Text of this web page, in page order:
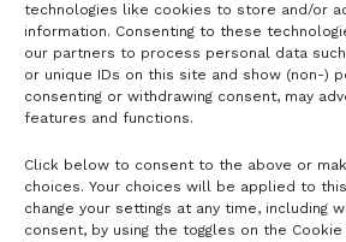
technologies like cookies to store and/or
information. Consenting to these
our partners to process personal data
or unique IDs on this site and show (non-)
consenting or withdrawing consent, may
features and functions.
Click below to consent to the above or
choices. Your choices will be applied to
change your settings at any time, including
consent, by using the toggles on the
- H I R D E T É S -